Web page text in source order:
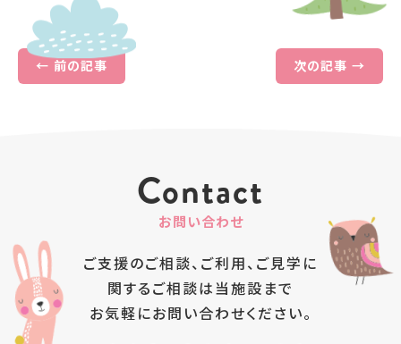
← 前の記事 次の記事 →
Contact
お問い合わせ
ご支援のご相談、ご利用、ご見学に
関するご相談は 当施設まで
お気軽にお問い合わせください。